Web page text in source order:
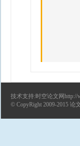
技术支持:时空论文网http://
© CopyRight 2009-2015 论